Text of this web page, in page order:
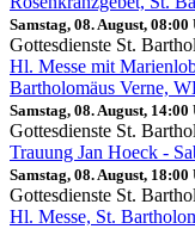
Samstag, 08. August, 08:00
Gottesdienste St.
Hl. Messe mit
Bartholomäus Verne,
Samstag, 08. August, 14:00
Gottesdienste St.
Trauung Jan Hoeck -
Samstag, 08. August, 18:00
Gottesdienste St.
Hl. Messe, St.